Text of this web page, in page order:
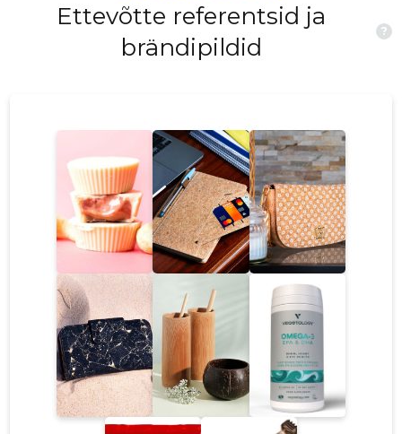
Ettevõtte referentsid ja
brändipildid
?